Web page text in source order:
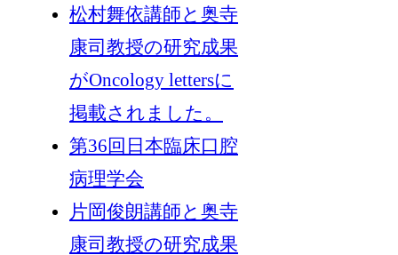
松村舞依講師と奥寺
康司教授の研究成果
がOncology lettersに
掲載されました。
第36回日本臨床口腔
病理学会
片岡俊朗講師と奥寺
康司教授の研究成果